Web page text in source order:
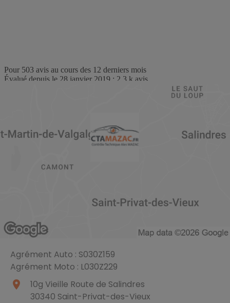
Agrément Auto : S030Z159
Agrément Moto : L030Z229
place
10g Vieille Route de Salindres
30340 Saint-Privat-des-Vieux